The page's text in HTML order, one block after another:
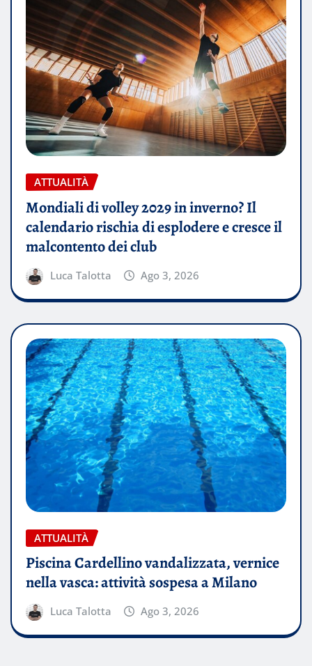
ATTUALITÀ
Mondiali di volley 2029 in inverno? Il
calendario rischia di esplodere e cresce il
malcontento dei club
Luca Talotta Ago 3, 2026
ATTUALITÀ
Piscina Cardellino vandalizzata, vernice
nella vasca: attività sospesa a Milano
Luca Talotta Ago 3, 2026